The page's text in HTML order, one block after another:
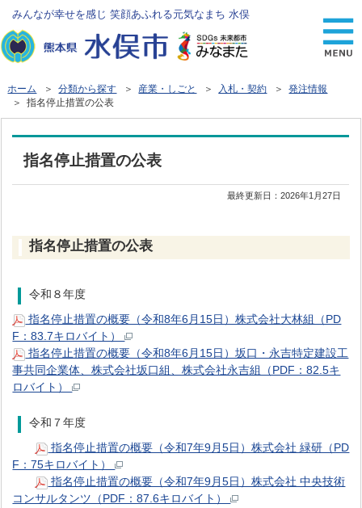
みんなが幸せを感じ 笑顔あふれる元気なまち 水俣
ホーム ＞分類から探す ＞ 産業・しごと ＞ 入札・契約 ＞発注情報
＞ 指名停止措置の公表
指名停止措置の公表
最終更新日：2026年1月27日
指名停止措置の公表
令和８年度
指名停止措置の概要（令和8年6月15日）株式会社大林組（PD
F：83.7キロバイト）
指名停止措置の概要（令和8年6月15日）坂口・永吉特定建設工
事共同企業体、株式会社坂口組、株式会社永吉組（PDF：82.5キ
ロバイト）
令和７年度
指名停止措置の概要（令和7年9月5日）株式会社 緑研（PD
F：75キロバイト）
指名停止措置の概要（令和7年9月5日）株式会社 中央技術
コンサルタンツ（PDF：87.6キロバイト）